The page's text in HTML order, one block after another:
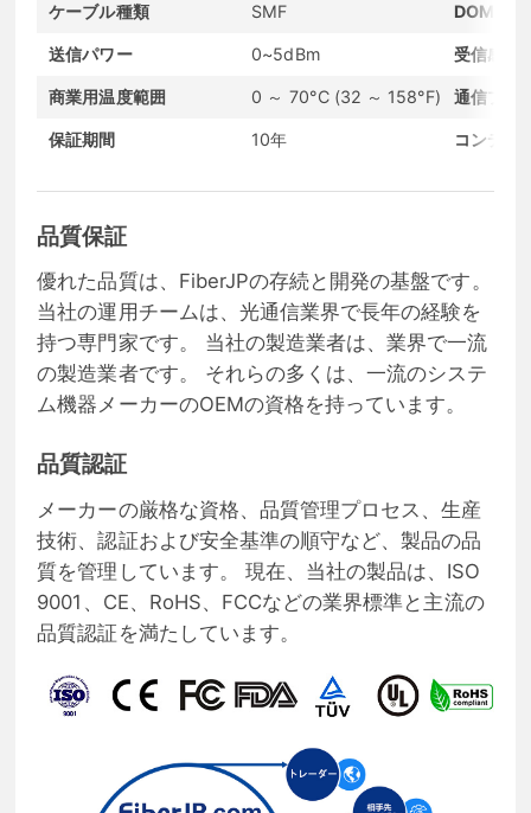
ケーブル種類 SMF DOMサ
送信パワー 0~5dBm 受信感度
商業用温度範囲 0 ～ 70°C (32 ～ 158°F) 通信プロ
保証期間 10年 コンディ
品質保証
優れた品質は、FiberJPの存続と開発の基盤です。
当社の運用チームは、光通信業界で長年の経験を
持つ専門家です。 当社の製造業者は、業界で一流
の製造業者です。 それらの多くは、一流のシステ
ム機器メーカーのOEMの資格を持っています。
品質認証
メーカーの厳格な資格、品質管理プロセス、生産
技術、認証および安全基準の順守など、製品の品
質を管理しています。 現在、当社の製品は、ISO
9001、CE、RoHS、FCCなどの業界標準と主流の
品質認証を満たしています。